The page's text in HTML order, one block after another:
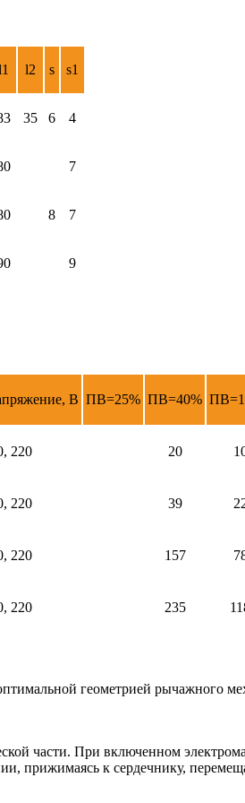
l2 s s1
35 6 4
7
8 7
9
В ПВ=25% ПВ=40%
220 20
220 39
220 157
220 235
геометрией рычажного
части. При включенном
прижимаясь к сердечнику,